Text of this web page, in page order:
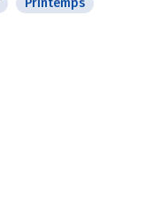
Printemps